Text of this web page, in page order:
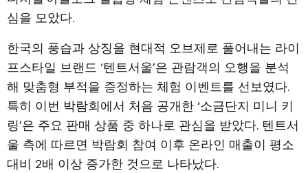
심을 모았다.
한국의 풍습과 상징을 현대적 오브제로 풀어내는 라이
프스타일 브랜드 ‘텐트서울’은 관람객의 오행을 분석
해 맞춤형 부적을 증정하는 체험 이벤트를 선보였다.
특히 이번 박람회에서 처음 공개한 ‘소금단지 미니 키
링’은 주요 판매 상품 중 하나로 관심을 받았다. 텐트서
울 측에 따르면 박람회 참여 이후 온라인 매출이 평소
대비 2배 이상 증가한 것으로 나타났다.